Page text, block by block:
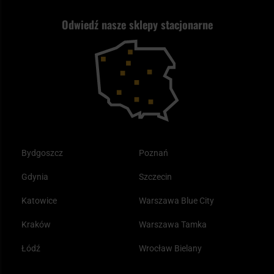
Reklamacje i gwarancja
Odwiedź nasze sklepy stacjonarne
Bydgoszcz
Gdynia
Katowice
Kraków
Łódź
Poznań
Szczecin
Warszawa Blue City
Warszawa Tamka
Wrocław Bielany
Kupony i kody rabatowe
Plecak ewakuacyjny preppersa
Samoobrona